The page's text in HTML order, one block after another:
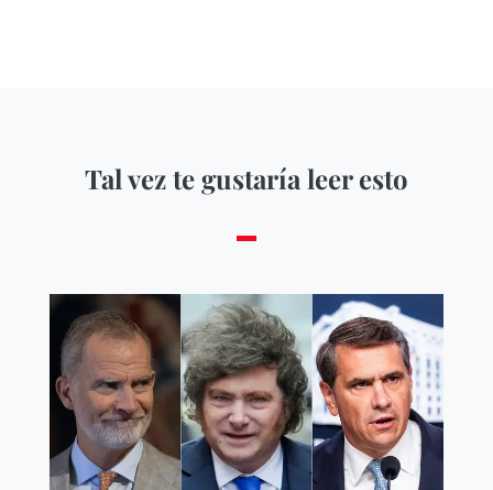
Tal vez te gustaría leer esto